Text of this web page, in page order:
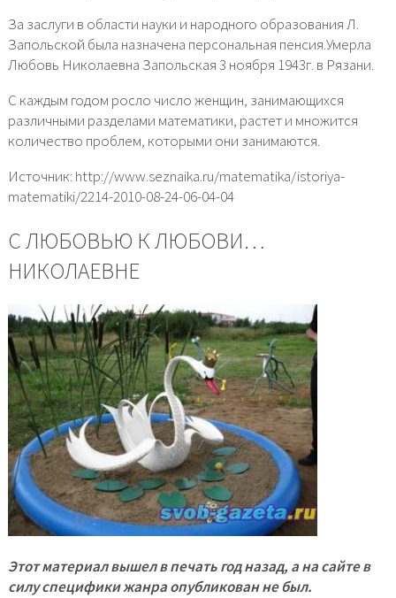
За заслуги в области науки и народного образования Л.
Запольской была назначена персональная пенсия.Умерла
Любовь Николаевна Запольская 3 ноября 1943г. в Рязани.
С каждым годом росло число женщин, занимающихся
различными разделами математики, растет и множится
количество проблем, которыми они занимаются.
Источник: http://www.seznaika.ru/matematika/istoriya-
matematiki/2214-2010-08-24-06-04-04
С ЛЮБОВЬЮ К ЛЮБОВИ…
НИКОЛАЕВНЕ
Этот материал вышел в печать год назад, а на сайте в
силу специфики жанра опубликован не был.